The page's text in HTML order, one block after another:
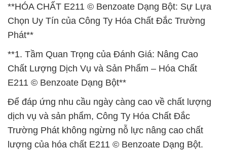
**HÓA CHẤT E211 © Benzoate Dạng Bột: Sự Lựa
Chọn Uy Tín của Công Ty Hóa Chất Đắc Trường
Phát**
**1. Tầm Quan Trọng của Đánh Giá: Nâng Cao
Chất Lượng Dịch Vụ và Sản Phẩm – Hóa Chất
E211 © Benzoate Dạng Bột**
Để đáp ứng nhu cầu ngày càng cao về chất lượng
dịch vụ và sản phẩm, Công Ty Hóa Chất Đắc
Trường Phát không ngừng nỗ lực nâng cao chất
lượng của hóa chất E211 © Benzoate Dạng Bột.